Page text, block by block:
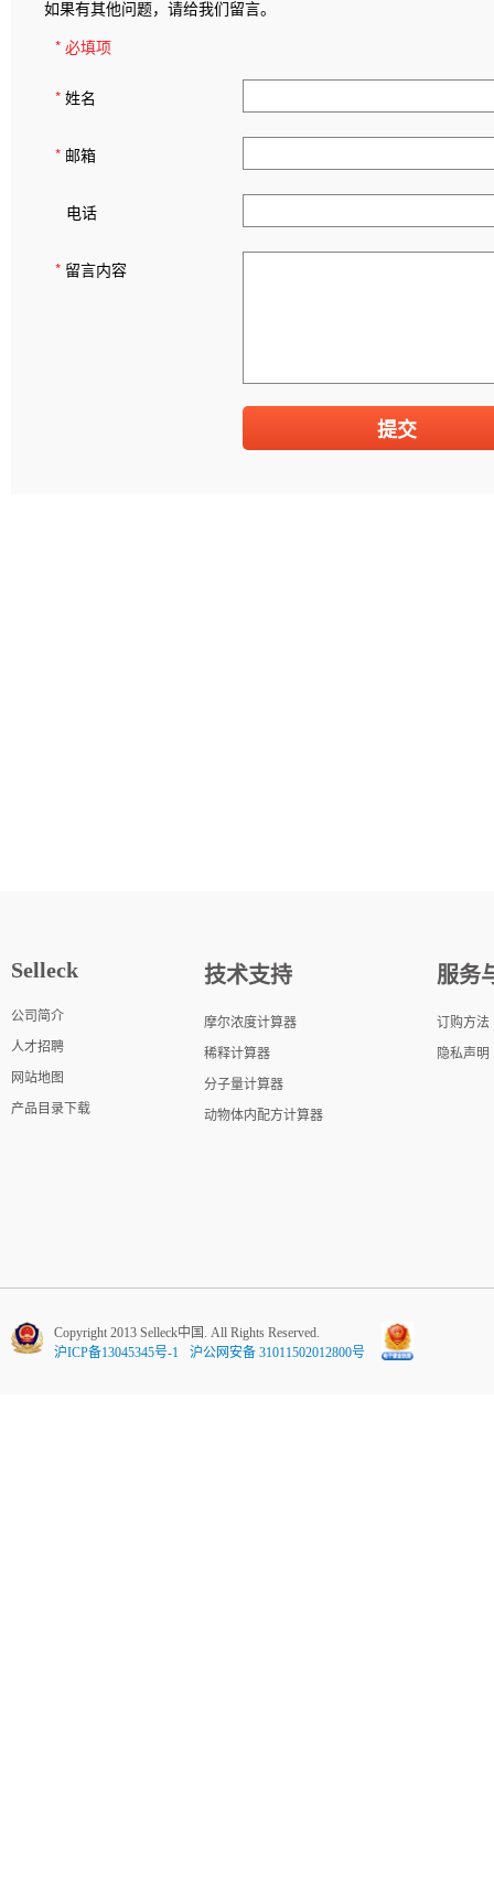
如果有其他问题，请给我们留言。
* 必填项
* 姓名
* 邮箱
电话
* 留言内容
Selleck
公司简介
人才招聘
网站地图
产品目录下载
技术支持
摩尔浓度计算器
稀释计算器
分子量计算器
动物体内配方计算器
服务
订购方法
隐私声明
Copyright 2013 Selleck中国. All Rights Reserved.
沪ICP备13045345号-1
沪公网安备 31011502012800号